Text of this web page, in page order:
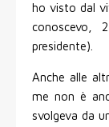
ho visto dal
conoscevo,
presidente).
Anche alle
me non è
svolgeva da